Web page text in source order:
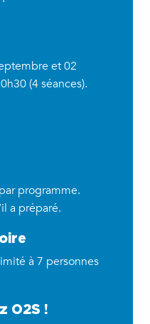
et 02
(4 séances).
programme.
a préparé.
à 7 personnes
O2S !